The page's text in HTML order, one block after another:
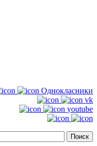
Однокласники
vk
youtube